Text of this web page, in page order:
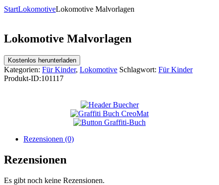
StartLokomotiveLokomotive Malvorlagen
Lokomotive Malvorlagen
Kostenlos herunterladen
Kategorien: Für Kinder, Lokomotive Schlagwort: Für Kinder
Produkt-ID:101117
Rezensionen (0)
Rezensionen
Es gibt noch keine Rezensionen.